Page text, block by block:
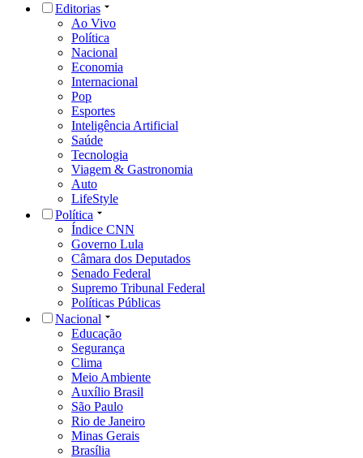
Editorias
Ao Vivo
Política
Nacional
Economia
Internacional
Pop
Esportes
Inteligência Artificial
Saúde
Tecnologia
Viagem & Gastronomia
Auto
LifeStyle
Política
Índice CNN
Governo Lula
Câmara dos Deputados
Senado Federal
Supremo Tribunal Federal
Políticas Públicas
Nacional
Educação
Segurança
Clima
Meio Ambiente
Auxílio Brasil
São Paulo
Rio de Janeiro
Minas Gerais
Brasília